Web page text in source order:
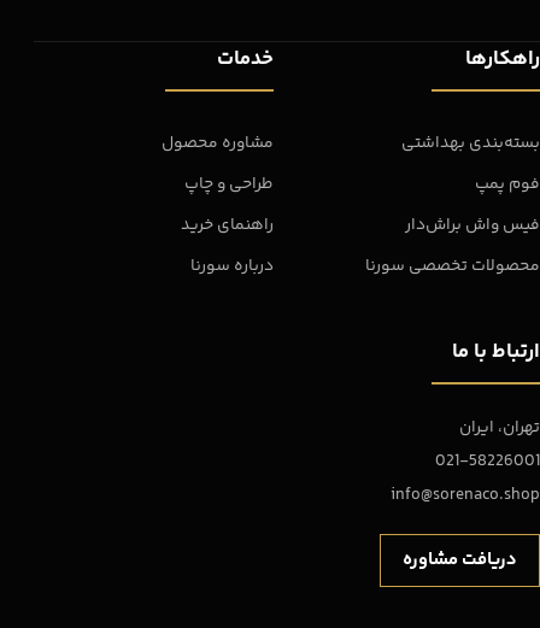
راهکارها
بسته‌بندی بهداشتی
فوم پمپ
فیس واش براش‌دار
محصولات تخصصی سورنا
خدمات
مشاوره محصول
طراحی و چاپ
راهنمای خرید
درباره سورنا
ارتباط با ما
تهران، ایران
021-58226001
info@sorenaco.shop
دریافت مشاوره